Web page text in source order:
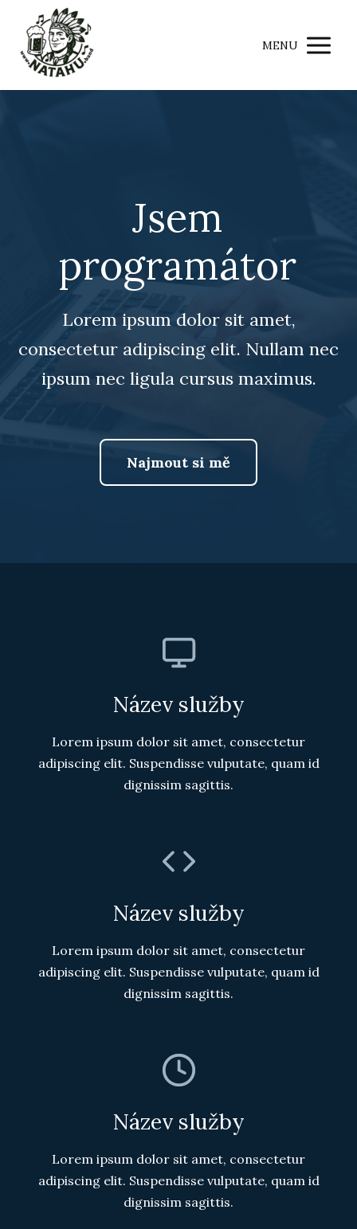
MENU
Jsem
programátor
Lorem ipsum dolor sit amet,
consectetur adipiscing elit. Nullam nec
ipsum nec ligula cursus maximus.
Najmout si mě
Název služby
Lorem ipsum dolor sit amet, consectetur
adipiscing elit. Suspendisse vulputate, quam id
dignissim sagittis.
Název služby
Lorem ipsum dolor sit amet, consectetur
adipiscing elit. Suspendisse vulputate, quam id
dignissim sagittis.
Název služby
Lorem ipsum dolor sit amet, consectetur
adipiscing elit. Suspendisse vulputate, quam id
dignissim sagittis.